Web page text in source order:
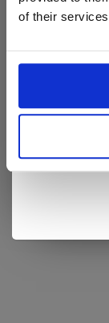
of their
B 81 x D 86 x H
B 156 x D 86 H
REVIEWS
0 sterren op
Liever nieuw
Kom langs in
mooiste